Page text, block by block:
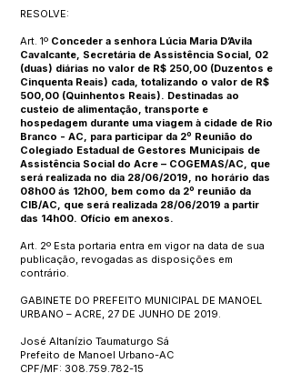
RESOLVE:
Art. 1º Conceder a senhora Lúcia Maria D’Avila
Cavalcante, Secretária de Assistência Social, 02
(duas) diárias no valor de R$ 250,00 (Duzentos e
Cinquenta Reais) cada, totalizando o valor de R$
500,00 (Quinhentos Reais). Destinadas ao
custeio de alimentação, transporte e
hospedagem durante uma viagem à cidade de Rio
Branco - AC, para participar da 2º Reunião do
Colegiado Estadual de Gestores Municipais de
Assistência Social do Acre – COGEMAS/AC, que
será realizada no dia 28/06/2019, no horário das
08h00 ás 12h00, bem como da 2º reunião da
CIB/AC, que será realizada 28/06/2019 a partir
das 14h00. Ofício em anexos.
Art. 2º Esta portaria entra em vigor na data de sua
publicação, revogadas as disposições em
contrário.
GABINETE DO PREFEITO MUNICIPAL DE MANOEL
URBANO – ACRE, 27 DE JUNHO DE 2019.
José Altanízio Taumaturgo Sá
Prefeito de Manoel Urbano-AC
CPF/MF: 308.759.782-15